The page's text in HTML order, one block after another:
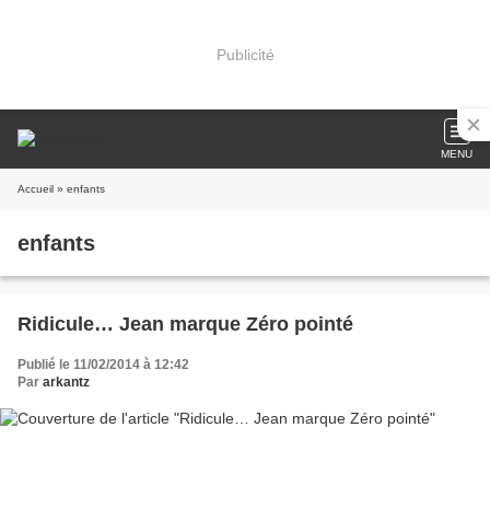
Publicité
MENU
Accueil » enfants
enfants
Ridicule… Jean marque Zéro pointé
Publié le 11/02/2014 à 12:42
Par arkantz